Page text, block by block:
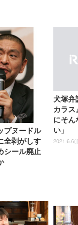
ェ
Sezlife オフィスチェア
チェア 疲れない テレワ
チェア 強化バックレス
度ロッキング機能 人間
子 腰サポート 90度跳ね
式アームレスト 3Dヘッ
ト ハンガー付き 高反発
ョン PCチェア 通気性メ
ュ ゲーミング/勉強/事務
しゃれ パソコンチェア (
￥7,680
【純正品】27"ゲーミングモ
ニター DualSense 充電フッ
ク付き（CFI-ZDM1J）
￥49,979
ブ
ネオ・ルーライフ ネオ
ツ L 中型犬用 26枚入り
￥1,800
プヌードル
全剥がしす
ール廃止
犬塚弁
カラ
にそん
い」
2021.6.6(